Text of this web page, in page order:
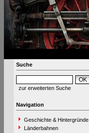
Suche
zur erweiterten Suche
Navigation
Geschichte & Hintergründe
Länderbahnen